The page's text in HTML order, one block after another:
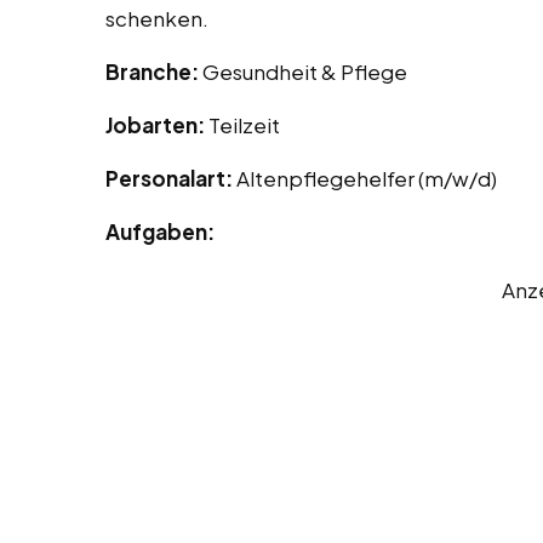
schenken.
Branche:Gesundheit & Pflege
Jobarten: Teilzeit
Personalart:Altenpflegehelfer (m/w/d)
Aufgaben: